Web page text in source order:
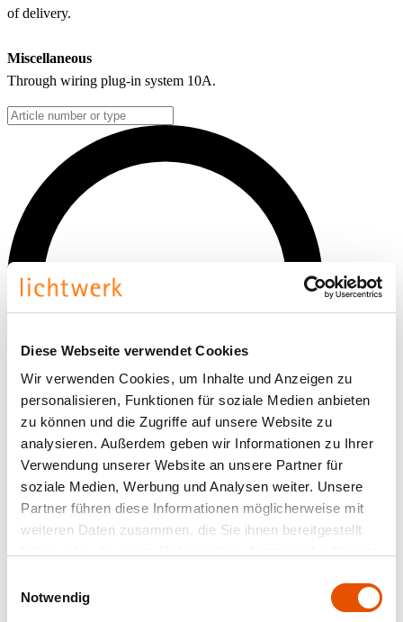
Diese Webseite verwendet Cookies
Wir verwenden Cookies, um Inhalte und Anzeigen zu
personalisieren, Funktionen für soziale Medien anbieten
zu können und die Zugriffe auf unsere Website zu
analysieren. Außerdem geben wir Informationen zu Ihrer
Verwendung unserer Website an unsere Partner für
soziale Medien, Werbung und Analysen weiter. Unsere
Partner führen diese Informationen möglicherweise mit
weiteren Daten zusammen, die Sie ihnen bereitgestellt
Notwendig
of delivery.
Miscellaneous
Through wiring plug-in system 10A.
Dimensions (mm)